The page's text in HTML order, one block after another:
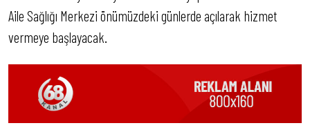
Aile Sağlığı Merkezi önümüzdeki günlerde açılarak hizmet
vermeye başlayacak.